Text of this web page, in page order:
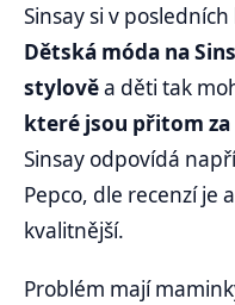
Sinsay si v
Dětská móda na
stylověa děti tak
které jsou přitom
Sinsay odpovídá
Pepco, dle recenzí je
kvalitnější.
Problém mají